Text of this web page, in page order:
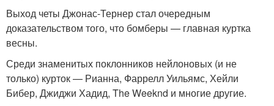
Выход четы Джонас-Тернер стал очередным
доказательством того, что бомберы — главная куртка
весны.
Среди знаменитых поклонников нейлоновых (и не
только) курток — Рианна, Фаррелл Уильямс, Хейли
Бибер, Джиджи Хадид, The Weeknd и многие другие.